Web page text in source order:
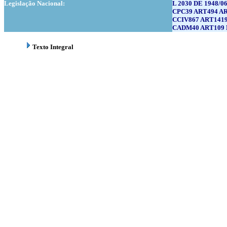
Legislação Nacional:
L 2030 DE 1948/
CPC39 ART494
CCIV867
CADM40 ART109
Texto Integral